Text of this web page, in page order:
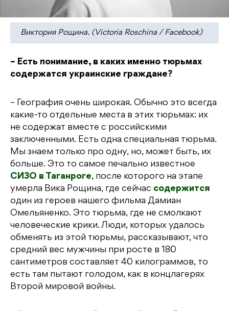
Виктория Рощина. (Victoria Roschina / Facebook)
– Есть понимание, в каких именно тюрьмах
содержатся украинские граждане?
– География очень широкая. Обычно это всегда
какие-то отдельные места в этих тюрьмах: их
не содержат вместе с российскими
заключенными. Есть одна специальная тюрьма.
Мы знаем только про одну, но, может быть, их
больше. Это то самое печально известное
СИЗО в Таганроге, после которого на этапе
умерла Вика Рощина, где сейчас содержится
один из героев нашего фильма Дамиан
Омельяненко. Это тюрьма, где не смолкают
человеческие крики. Люди, которых удалось
обменять из этой тюрьмы, рассказывают, что
средний вес мужчины при росте в 180
сантиметров составляет 40 килограммов, то
есть там пытают голодом, как в концлагерях
Второй мировой войны.